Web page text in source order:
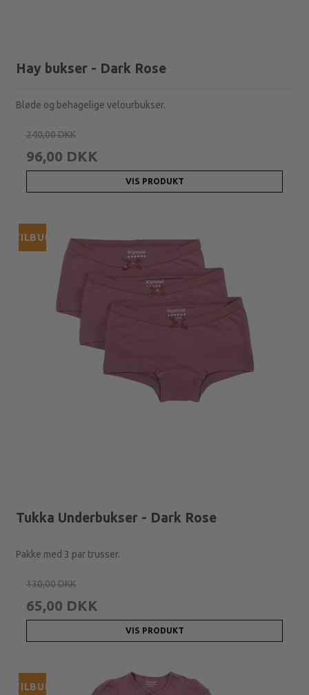
Hay bukser - Dark Rose
Bløde og behagelige velourbukser.
240,00 DKK
96,00 DKK
VIS PRODUKT
TILBUD
Tukka Underbukser - Dark Rose
Pakke med 3 par trusser.
130,00 DKK
65,00 DKK
VIS PRODUKT
TILBUD